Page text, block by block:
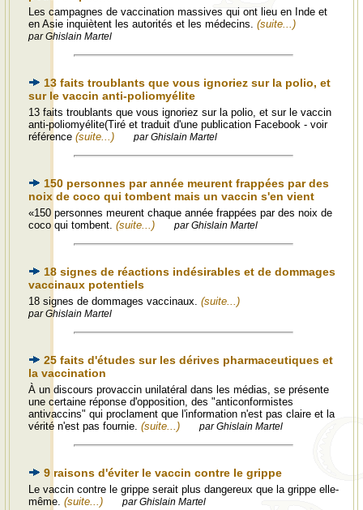
Les campagnes de vaccination massives qui ont lieu en Inde et
en Asie inquiètent les autorités et les médecins. (suite...)
par Ghislain Martel
13 faits troublants que vous ignoriez sur la polio, et
sur le vaccin anti-poliomyélite
13 faits troublants que vous ignoriez sur la polio, et sur le vaccin
anti-poliomyélite(Tiré et traduit d'une publication Facebook - voir
référence (suite...) par Ghislain Martel
150 personnes par année meurent frappées par des
noix de coco qui tombent mais un vaccin s'en vient
«150 personnes meurent chaque année frappées par des noix de
coco qui tombent. (suite...) par Ghislain Martel
18 signes de réactions indésirables et de dommages
vaccinaux potentiels
18 signes de dommages vaccinaux. (suite...)
par Ghislain Martel
25 faits d'études sur les dérives pharmaceutiques et
la vaccination
À un discours provaccin unilatéral dans les médias, se présente
une certaine réponse d'opposition, des "anticonformistes
antivaccins" qui proclament que l'information n'est pas claire et la
vérité n'est pas fournie. (suite...) par Ghislain Martel
9 raisons d'éviter le vaccin contre le grippe
Le vaccin contre le grippe serait plus dangereux que la grippe elle-
même. (suite...) par Ghislain Martel